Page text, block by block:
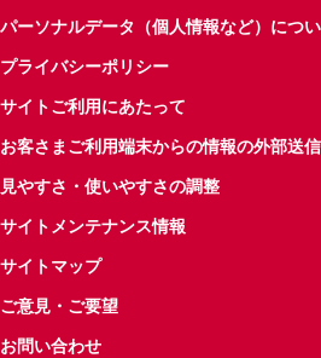
パーソナルデータ（個人情報など）につ
プライバシーポリシー
サイトご利用にあたって
お客さまご利用端末からの情報の外部送
見やすさ・使いやすさの調整
サイトメンテナンス情報
サイトマップ
ご意見・ご要望
お問い合わせ